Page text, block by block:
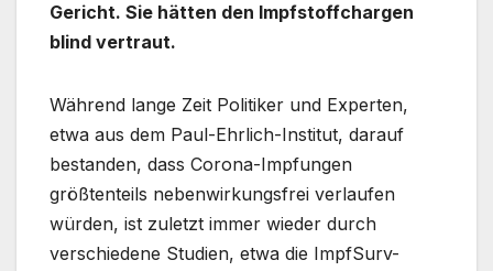
Gericht. Sie hätten den Impfstoffchargen
blind vertraut.
Während lange Zeit Politiker und Experten,
etwa aus dem Paul-Ehrlich-Institut, darauf
bestanden, dass Corona-Impfungen
größtenteils nebenwirkungsfrei verlaufen
würden, ist zuletzt immer wieder durch
verschiedene Studien, etwa die ImpfSurv-